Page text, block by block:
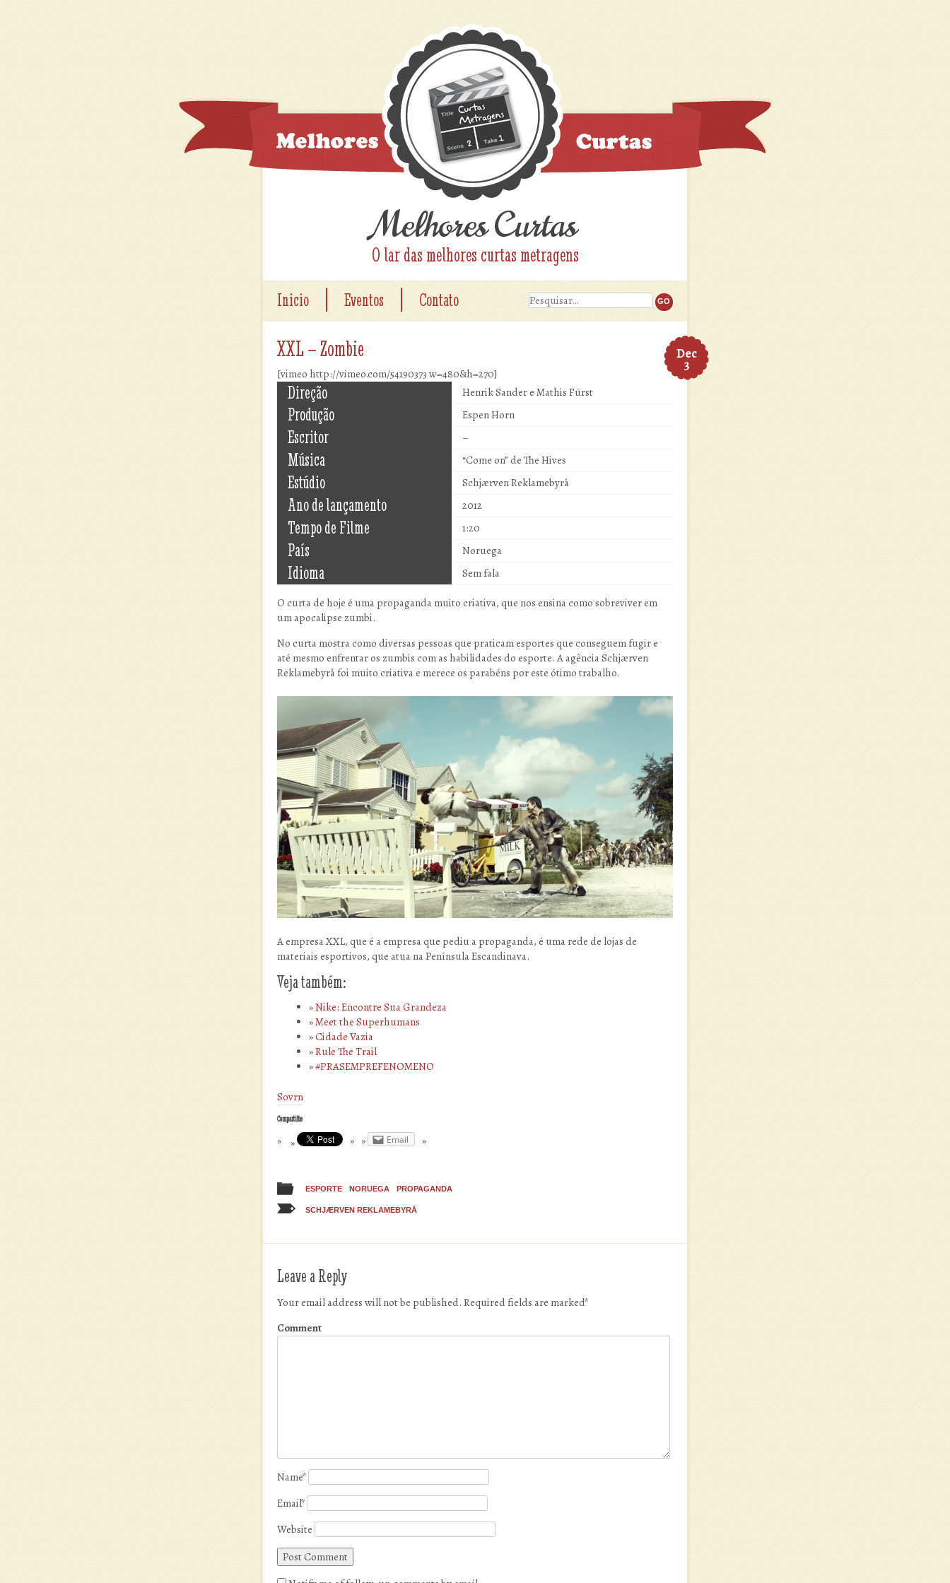
Melhores Curtas
O lar das melhores curtas metragens
Inicio Eventos Contato
Dec
3
XXL – Zombie
[vimeo http://vimeo.com/54190373 w=480&h=270]
Direção Henrik Sander e Mathis Fürst
Produção Espen Horn
Escritor –
Música “Come on” de The Hives
Estúdio Schjærven Reklamebyrå
Ano de lançamento 2012
Tempo de Filme 1:20
País Noruega
Idioma Sem fala
O curta de hoje é uma propaganda muito criativa, que nos ensina como sobreviver em
um apocalipse zumbi.
No curta mostra como diversas pessoas que praticam esportes que conseguem fugir e
até mesmo enfrentar os zumbis com as habilidades do esporte. A agência Schjærven
Reklamebyrå foi muito criativa e merece os parabéns por este ótimo trabalho.
A empresa XXL, que é a empresa que pediu a propaganda, é uma rede de lojas de
materiais esportivos, que atua na Península Escandinava.
Veja também:
Nike: Encontre Sua Grandeza
Meet the Superhumans
Cidade Vazia
Rule The Trail
#PRASEMPREFENOMENO
Sovrn
Compartilhe
Email
ESPORTE NORUEGA PROPAGANDA
SCHJÆRVEN REKLAMEBYRÅ
Leave a Reply
Your email address will not be published. Required fields are marked*
Comment
Name*
Email*
Website